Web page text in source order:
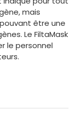
mais
être une
Le FiltaMask
le personnel